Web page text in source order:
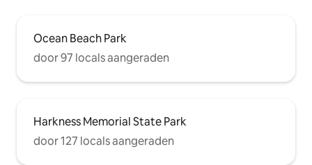
Ocean Beach Park
door 97 locals aangeraden
Harkness Memorial State Park
door 127 locals aangeraden